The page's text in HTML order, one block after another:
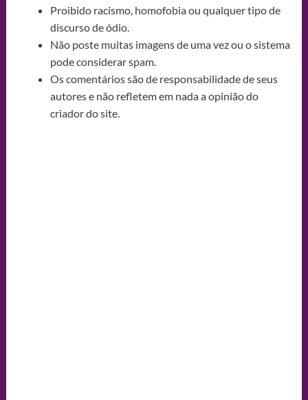
Proibido racismo, homofobia ou qualquer tipo de
discurso de ódio.
Não poste muitas imagens de uma vez ou o sistema
pode considerar spam.
Os comentários são de responsabilidade de seus
autores e não refletem em nada a opinião do
criador do site.